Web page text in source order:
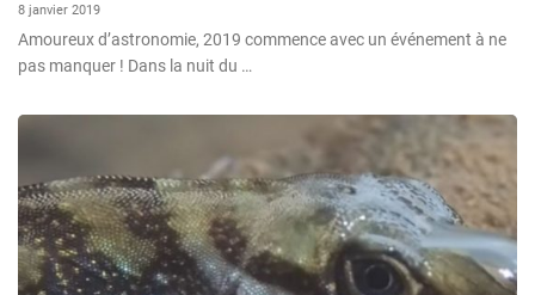
8 janvier 2019
Amoureux d’astronomie, 2019 commence avec un événement à ne
pas manquer ! Dans la nuit du …